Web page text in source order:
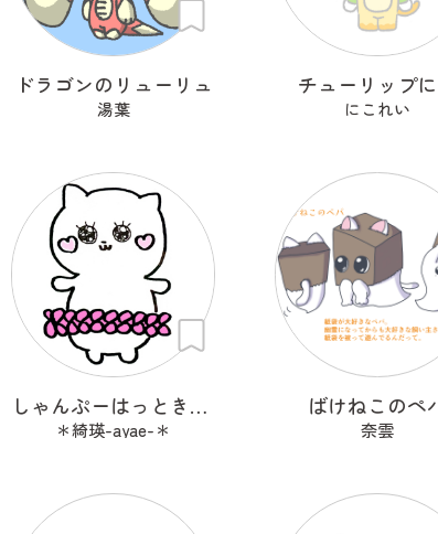
ドラゴンのリューリュ
湯葉
チューリップ
にこれい
しゃんぷーはっときゃっと
＊綺瑛-ayae-＊
ばけねこのペ
奈雲